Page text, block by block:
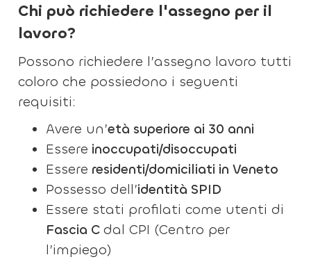
Chi può richiedere l'assegno per il
lavoro?
Possono richiedere l’assegno lavoro tutti
coloro che possiedono i seguenti
requisiti:
Avere un’età superiore ai 30 anni
Essere inoccupati/disoccupati
Essere residenti/domiciliati in Veneto
Possesso dell’identità SPID
Essere stati profilati come utenti di
Fascia Cdal CPI (Centro per
l’impiego)